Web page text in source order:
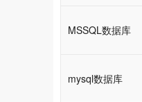
MSSQL数据库
mysql数据库